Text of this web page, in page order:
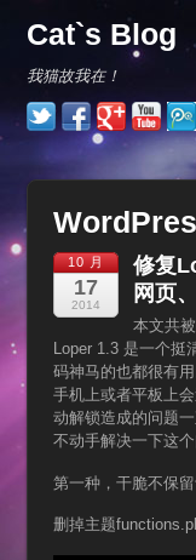
Cat`s Blog
我猫故我在！
10 月
17
2014
修复
网页
本文共
Loper 1.3 是一个挺
码神马的也都很有
手机上或者平板上
动解锁造成的问题
不动手解决一下这
第一种，干脆不保
删掉主题